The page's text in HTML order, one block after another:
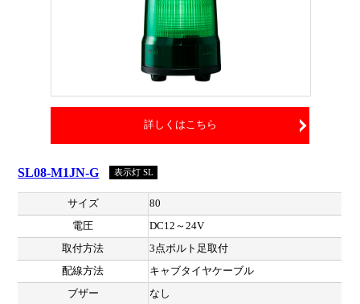
詳しくはこちら
SL08-M1JN-G 表示灯 SL
サイズ
80
電圧
DC12～24V
取付方法
3点ボルト足取付
配線方法
キャブタイヤケーブル
ブザー
なし